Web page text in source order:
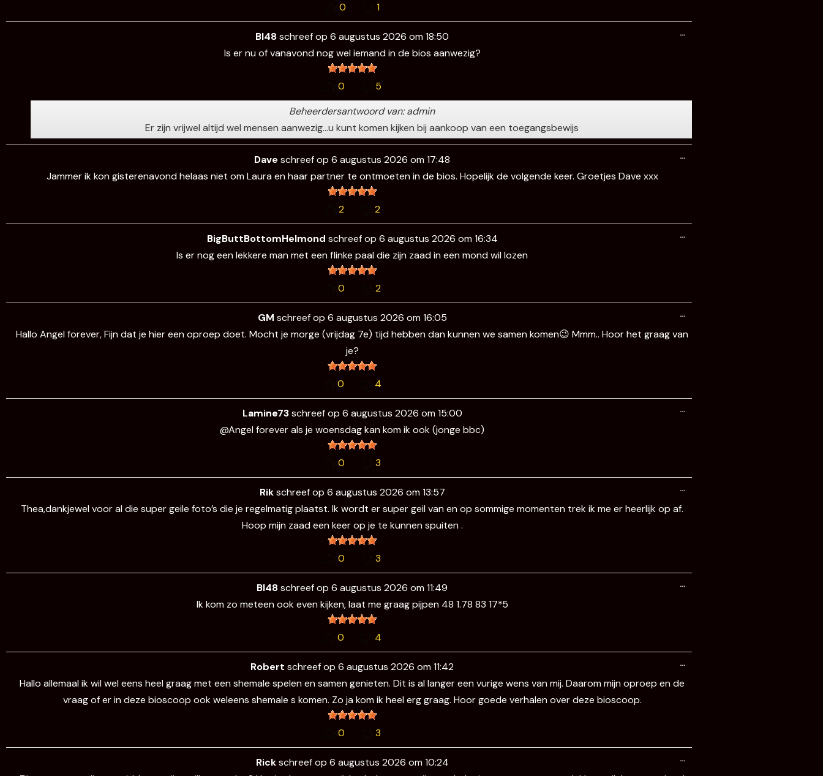
0 1
BI48schreef op 6 augustus 2026 om18:50
Is er nu of vanavond nog wel iemand in de bios aanwezig?
0
5
Beheerdersantwoord van: admin
Er zijn vrijwel altijd wel mensen aanwezig…u kunt komen kijken bij aankoop van een toegangsbewijs
…
Dave schreef op 6 augustus 2026 om17:48
Jammer ik kon gisterenavond helaas niet om Laura en haar partner te ontmoeten in de bios. Hopelijk de volgende keer. Groetjes Dave xxx
2 2
…
BigButtBottomHelmond schreef op 6 augustus 2026 om 16:34
Is er nog een lekkere man met een flinke paal die zijn zaad in een mond wil lozen
0 2
…
GM schreef op 6 augustus 2026 om 16:05
Hallo Angel forever, Fijn dat je hier een oproep doet. Mocht je morge (vrijdag 7e) tijd hebben dan kunnen we samen komen😉 Mmm.. Hoor het graag van
je?
0 4
…
Lamine73schreef op 6 augustus 2026 om 15:00
@Angel forever als je woensdag kan kom ik ook (jonge bbc)
0 3
…
Rikschreef op 6 augustus 2026 om 13:57
Thea,dankjewel voor al die super geile foto’s die je regelmatig plaatst. Ik wordt er super geil van en op sommige momenten trek ik me er heerlijk op af.
Hoop mijn zaad een keer op je te kunnen spuiten .
0 3
…
BI48schreef op 6 augustus 2026 om11:49
Ik kom zo meteen ook even kijken, laat me graag pijpen 48 1.78 83 17*5
0 4
…
Robert schreef op 6 augustus 2026 om11:42
Hallo allemaal ik wil wel eens heel graag met een shemale spelen en samen genieten. Dit is al langer een vurige wens van mij. Daarom mijn oproep en de
vraag of er in deze bioscoop ook weleens shemale s komen. Zo ja kom ik heel erg graag. Hoor goede verhalen over deze bioscoop.
0 3
…
Rickschreef op 6 augustus 2026 om 10:24
…